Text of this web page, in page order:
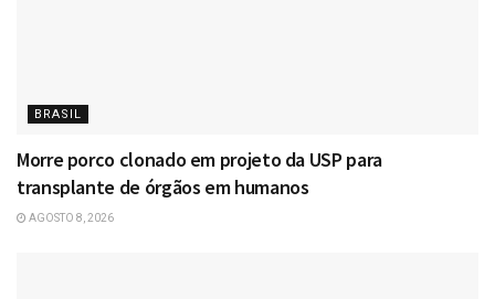
BRASIL
Morre porco clonado em projeto da USP para
transplante de órgãos em humanos
AGOSTO 8, 2026